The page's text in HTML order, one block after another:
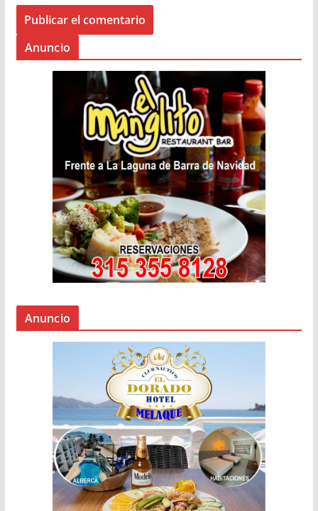
Anuncio
Anuncio